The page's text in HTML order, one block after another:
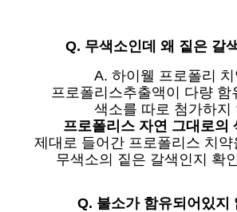
Q. 무색소인데 왜 짙은 갈
A. 하이웰 프로폴리
프로폴리스추출액이 다량 함
색소를 따로 첨가하지
프로폴리스 자연 그대로의
제대로 들어간 프로폴리스 치약
무색소의 짙은 갈색인지 확
Q. 불소가 함유되어있지